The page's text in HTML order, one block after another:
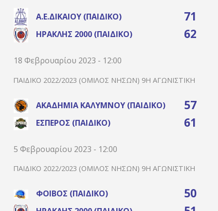
Α.Ε.ΔΙΚΑΊΟΥ (ΠΑΙΔΙΚΌ) 71
ΗΡΑΚΛΉΣ 2000 (ΠΑΙΔΙΚΌ) 62
18 Φεβρουαρίου 2023 - 12:00
ΠΑΙΔΙΚΌ 2022/2023 (ΌΜΙΛΟΣ ΝΉΣΩΝ) 9Η ΑΓΩΝΙΣΤΙΚΉ
ΑΚΑΔΗΜΊΑ ΚΑΛΎΜΝΟΥ (ΠΑΙΔΙΚΌ) 57
ΈΣΠΕΡΟΣ (ΠΑΙΔΙΚΌ) 61
5 Φεβρουαρίου 2023 - 12:00
ΠΑΙΔΙΚΌ 2022/2023 (ΌΜΙΛΟΣ ΝΉΣΩΝ) 9Η ΑΓΩΝΙΣΤΙΚΉ
ΦΟΊΒΟΣ (ΠΑΙΔΙΚΌ) 50